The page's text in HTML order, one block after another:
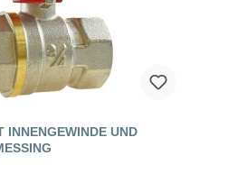
INNENGEWINDE UND